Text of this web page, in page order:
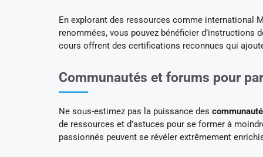
En explorant des ressources comme international
renommées, vous pouvez bénéficier
cours offrent des certifications reconnues qui
Communautés et forums pour
Ne sous-estimez pas la puissance des
de ressources et d’astuces pour se former à
passionnés peuvent se révéler extrêmement